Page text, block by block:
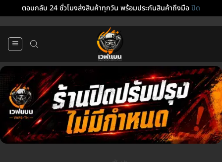
ตอบกลับ 24 ชั่วโมงส่งสินค้าทุกวัน พร้อมประกันสินค้าถึงมือปิด